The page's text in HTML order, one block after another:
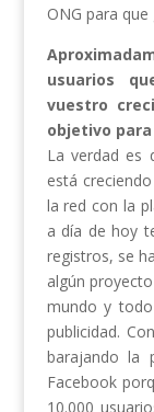
ONG para
usuarios
vuestro
objetivo
La verdad es
está
la red con la
a día de hoy
registros, se
algún
mundo y
publicidad.
barajando la
Facebook
10.000